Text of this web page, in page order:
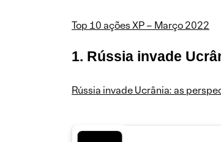
Top 10 ações XP – Março 2022
1. Rússia invade
Rússia invade Ucrânia: as